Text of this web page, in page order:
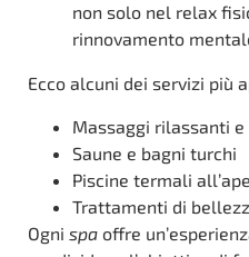
non solo nel relax
rinnovamento
Ecco alcuni dei servizi più
Massaggi rilassanti
Saune e bagni turchi
Piscine termali
Trattamenti di
Ogni spa offre